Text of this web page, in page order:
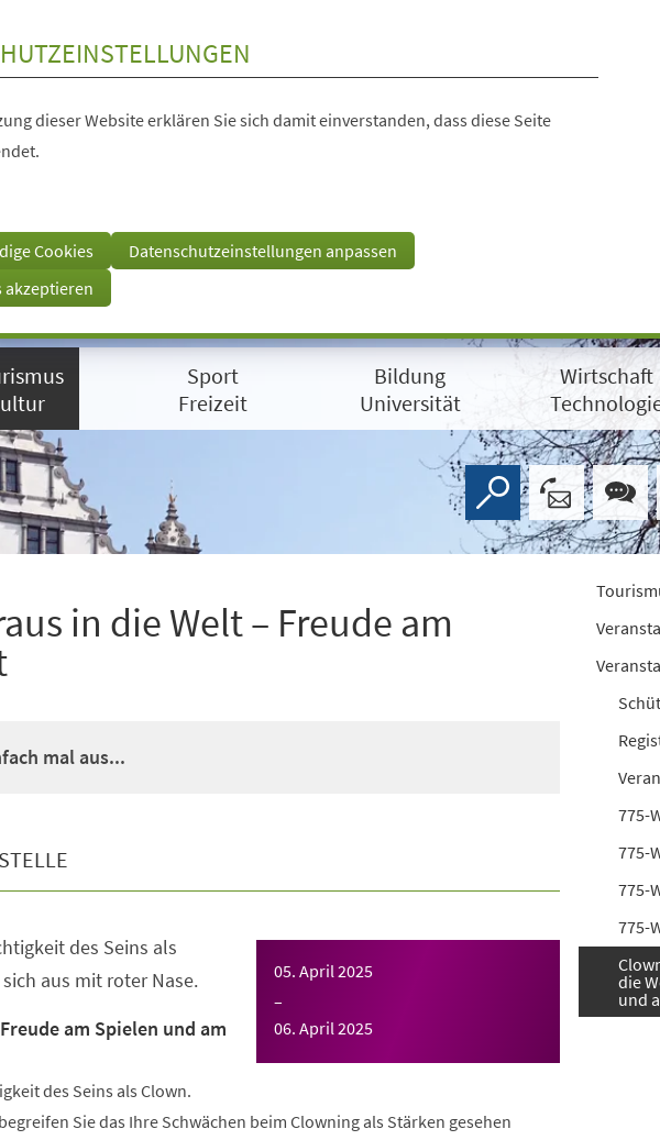
dieser Website erklären Sie sich damit einverstanden, dass diese Seite
Cookies
Datenschutzeinstellungen anpassen
akzeptieren
Sport
Freizeit
Bildung
Universität
Wirtschaft
in die Welt – Freude am
mal aus...
05. April 2025
–
06. April 2025
des Seins als
aus mit roter Nase.
am Spielen und am
des Seins als Clown.
Sie das Ihre Schwächen beim Clowning als Stärken gesehen
775-
775-
775-
775-
die
und